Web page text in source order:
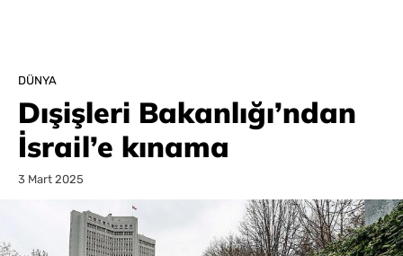
DÜNYA
Dışişleri Bakanlığı’ndan
İsrail’e kınama
3 Mart 2025